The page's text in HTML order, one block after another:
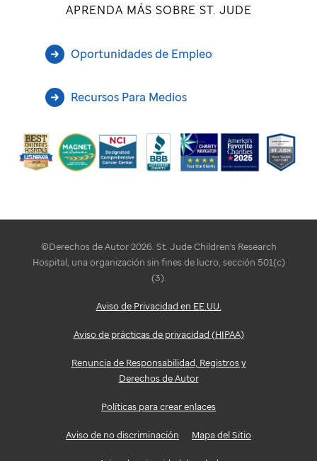
APRENDA MÁS SOBRE ST. JUDE
Oportunidades de Empleo
Recursos Para Medios
©Derechos de Autor 2026. St. Jude Children's Research
Hospital, una organización sin fines de lucro, sección 501(c)
(3).
Aviso de Privacidad en EE.UU.
Aviso de prácticas de privacidad (HIPAA)
Renuncia de Responsabilidad, Registros y
Derechos de Autor
Políticas para crear enlaces
Aviso de no discriminación Mapa del Sitio